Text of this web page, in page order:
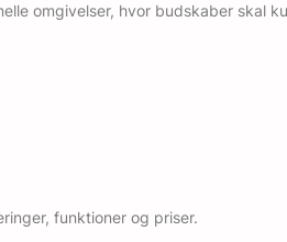
omgivelser, hvor budskaber skal
funktioner og priser.